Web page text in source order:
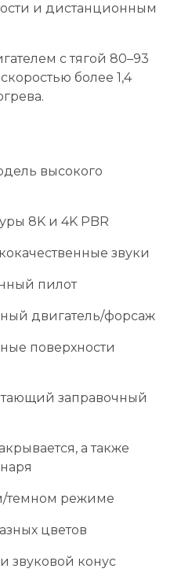
и дистанционным
с тягой 80–93
более 1,4
высокого
8K и 4K PBR
звуки
пилот
двигатель/форсаж
поверхности
заправочный
а также
темном режиме
цветов
звуковой конус